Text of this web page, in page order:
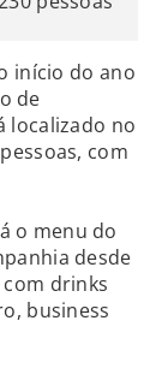
início do ano
de
localizado no
com
o menu do
desde
drinks
business